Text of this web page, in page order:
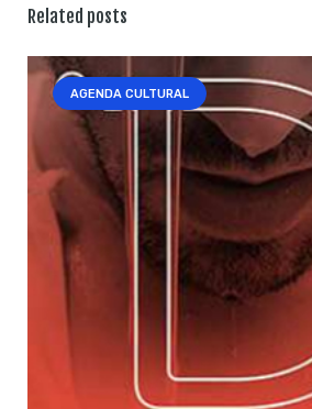
Related posts
AGENDA CULTURAL